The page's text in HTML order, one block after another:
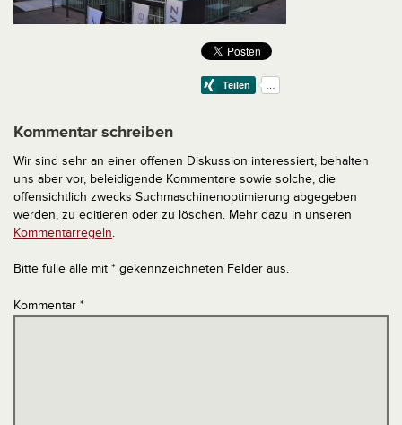
Kommentar schreiben
Wir sind sehr an einer offenen Diskussion interessiert, behalten
uns aber vor, beleidigende Kommentare sowie solche, die
offensichtlich zwecks Suchmaschinenoptimierung abgegeben
werden, zu editieren oder zu löschen. Mehr dazu in unseren
Kommentarregeln.
Bitte fülle alle mit * gekennzeichneten Felder aus.
Kommentar *